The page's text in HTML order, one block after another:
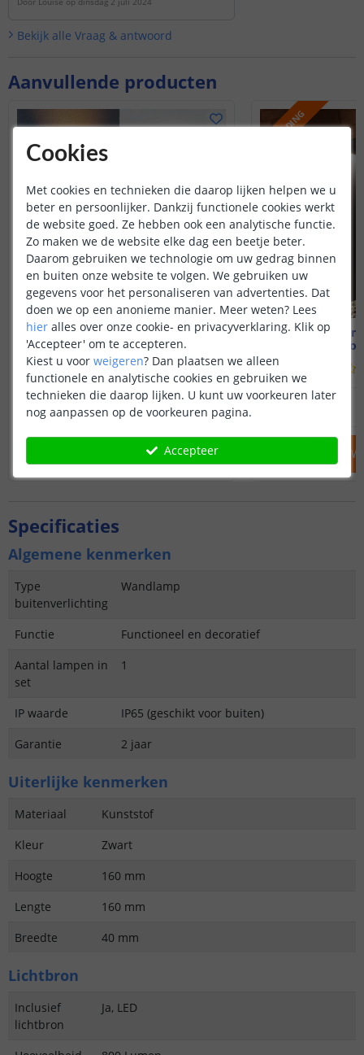
Aanvullende producten
Solar up-down light Sverre
Warm wit - Recht
(457 reviews)
39,95
IN WINKELWAGEN
AANBIEDING
Solar
50 cm
IN
Bekijk alle Vraag & antwoord
Specificaties
Algemene kenmerken
Type
buitenverlichting
Wandlamp
Functie
Functioneel en decoratief
Aantal lampen in
set
1
IP waarde
IP65 (geschikt voor buiten)
Garantie
2 jaar
Uiterlijke kenmerken
Materiaal
Kunststof
Kleur
Zwart
Hoogte
160 mm
Lengte
160 mm
Breedte
40 mm
Lichtbron
Inclusief
lichtbron
Ja, LED
Cookies
Met cookies en technieken die daarop lijken helpen we u
beter en persoonlijker. Dankzij functionele cookies werkt
de website goed. Ze hebben ook een analytische functie.
Zo maken we de website elke dag een beetje beter.
Daarom gebruiken we technologie om uw gedrag binnen
en buiten onze website te volgen. We gebruiken uw
gegevens voor het personaliseren van advertenties. Dat
doen we op een anonieme manier. Meer weten? Lees
hier alles over onze cookie- en privacyverklaring. Klik op
'Accepteer' om te accepteren.
Kiest u voor weigeren? Dan plaatsen we alleen
functionele en analytische cookies en gebruiken we
technieken die daarop lijken. U kunt uw voorkeuren later
nog aanpassen op de voorkeuren pagina.
Accepteer